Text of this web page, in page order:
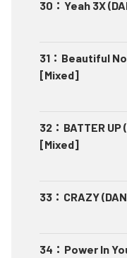
30 ： Yeah 3X
31 ： Beautiful
[Mixed]
32 ： BATTER UP
[Mixed]
33 ： CRAZY
34 ： Power In